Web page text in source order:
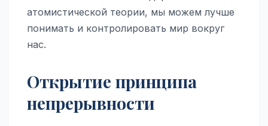
атомистической теории, мы можем лучше
понимать и контролировать мир вокруг
нас.
Открытие принципа
непрерывности